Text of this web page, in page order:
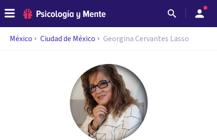
México Ciudad de México Georgina Cervantes Lasso